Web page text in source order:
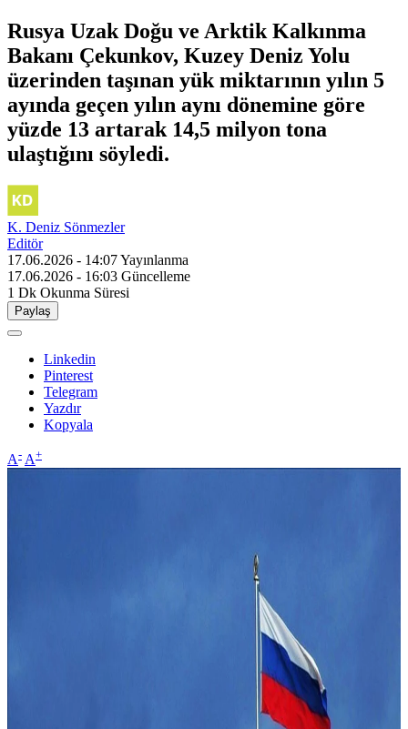
Rusya Uzak Doğu ve Arktik Kalkınma
Bakanı Çekunkov, Kuzey Deniz Yolu
üzerinden taşınan yük miktarının yılın 5
ayında geçen yılın aynı dönemine göre
yüzde 13 artarak 14,5 milyon tona
ulaştığını söyledi.
K. Deniz Sönmezler
Editör
17.06.2026 - 14:07Yayınlanma
17.06.2026 - 16:03 Güncelleme
1 Dk Okunma Süresi
Paylaş
Linkedin
Pinterest
Telegram
Yazdır
Kopyala
A- A+